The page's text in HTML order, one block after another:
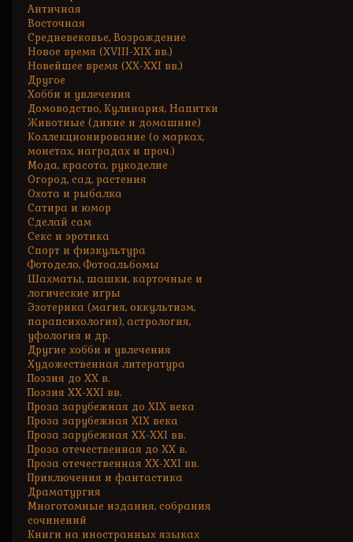
Античная
Восточная
Средневековье, Возрождение
Новое время (XVIII-XIX вв.)
Новейшее время (XX-XXI вв.)
Другое
Хобби и увлечения
Домоводство, Кулинария, Напитки
Животные (дикие и домашние)
Коллекционирование (о марках,
монетах, наградах и проч.)
Мода, красота, рукоделие
Огород, сад, растения
Охота и рыбалка
Сатира и юмор
Сделай сам
Секс и эротика
Спорт и физкультура
Фотодело, Фотоальбомы
Шахматы, шашки, карточные и
логические игры
Эзотерика (магия, оккультизм,
парапсихология), астрология,
уфология и др.
Другие хобби и увлечения
Художественная литература
Поэзия до XX в.
Поэзия XX-XXI вв.
Проза зарубежная до XIX века
Проза зарубежная XIX века
Проза зарубежная XX-XXI вв.
Проза отечественная до XX в.
Проза отечественная XX-XXI вв.
Приключения и фантастика
Драматургия
Многотомные издания, собрания
сочинений
Книги на иностранных языках